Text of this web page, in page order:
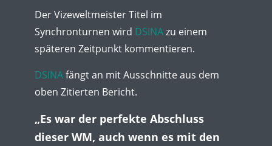
Der Vizeweltmeister Titel im
Synchronturnen wird DSINAzu einem
späteren Zeitpunkt kommentieren.
DSINAfängt an mit Ausschnitte aus dem
oben Zitierten Bericht.
„Es war der perfekte Abschluss
dieser WM, auch wenn es mit den